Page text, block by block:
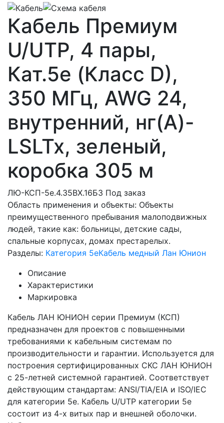
Кабель Премиум
U/UTP, 4 пары,
Кат.5e (Класс D),
350 МГц, AWG 24,
внутренний, нг(A)-
LSLTx, зеленый,
коробка 305 м
ЛЮ-КСП-5e.4.35ВХ.16Б3 Под заказ
Область применения и объекты: Объекты
преимущественного пребывания малоподвижных
людей, такие как: больницы, детские сады,
спальные корпусах, домах престарелых.
Разделы: Категория 5eКабель медный Лан Юнион
Описание
Характеристики
Маркировка
Кабель ЛАН ЮНИОН серии Премиум (КСП)
предназначен для проектов с повышенными
требованиями к кабельным системам по
производительности и гарантии. Используется для
построения сертифицированных СКС ЛАН ЮНИОН
с 25-летней системной гарантией. Соответствует
действующим стандартам: ANSI/TIA/EIA и ISO/IEC
для категории 5е. Кабель U/UTP категории 5e
состоит из 4-х витых пар и внешней оболочки.